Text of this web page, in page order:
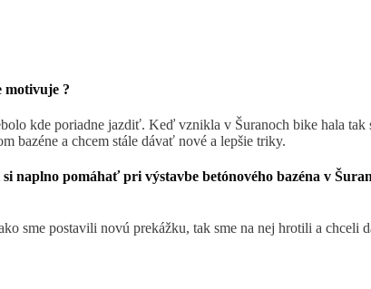
motivuje ?
kde poriadne jazdiť. Keď vznikla v Šuranoch bike hala tak
bazéne a chcem stále dávať nové a lepšie triky.
naplno pomáhať pri výstavbe betónového bazéna v
sme postavili novú prekážku, tak sme na nej hrotili a chceli